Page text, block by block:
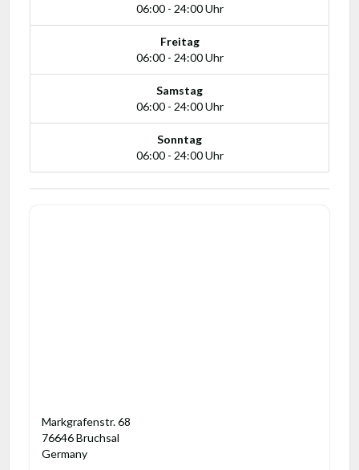
06:00 - 24:00 Uhr
Freitag
06:00 - 24:00 Uhr
Samstag
06:00 - 24:00 Uhr
Sonntag
06:00 - 24:00 Uhr
Markgrafenstr. 68
76646 Bruchsal
Germany